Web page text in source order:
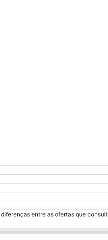
entre as ofertas que